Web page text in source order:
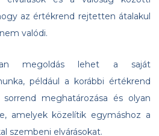
az értékrend rejtetten átalakul
valódi.
megoldás lehet a saját
például a korábbi értékrend
meghatározása és olyan
amelyek közelítik egymáshoz a
szembeni elvárásokat.